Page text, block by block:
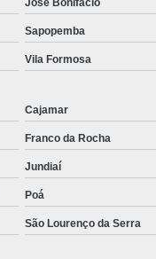
Preenchimento
Preenchimento
Diminuir Testa
Tratamento
para a
Sapopemba
Vila Formosa
Cajamar
Franco da Rocha
Jundiaí
Poá
São Lourenço da Serra